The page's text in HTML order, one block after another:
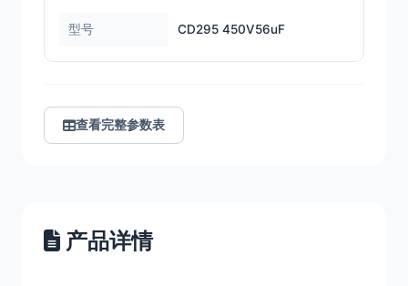
型号 CD295 450V56uF
查看完整参数表
产品详情